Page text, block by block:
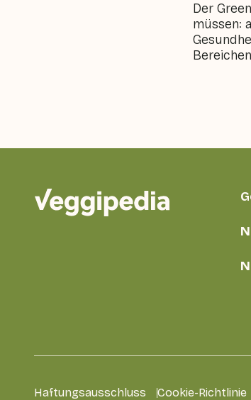
Der
müssen:
Haftungsausschluss Cookie-Richtlinie